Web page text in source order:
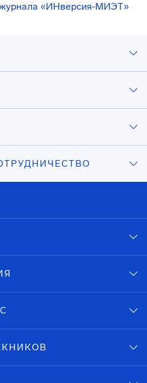
журнала «ИНверсия-МИЭТ»